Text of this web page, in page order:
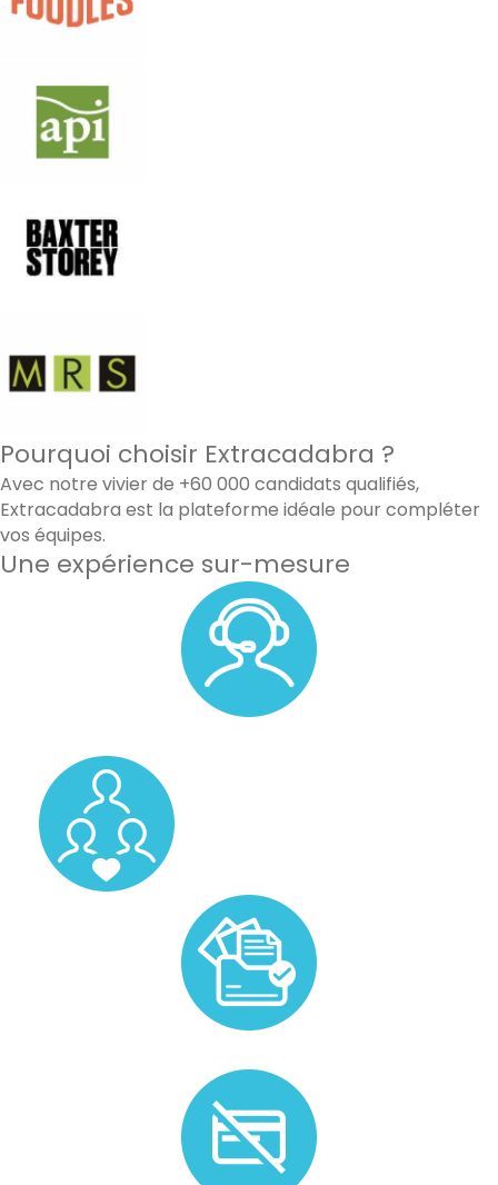
Pourquoi choisir Extracadabra ?
Avec notre vivier de +60 000 candidats qualifiés,
Extracadabra est la plateforme idéale pour compléter
vos équipes.
Une expérience sur-mesure